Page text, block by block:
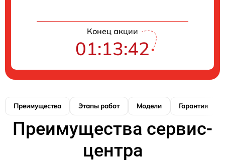
Конец акции
01:13:41
Преимущества Этапы работ Модели Гарантия
Преимущества сервис-
центра